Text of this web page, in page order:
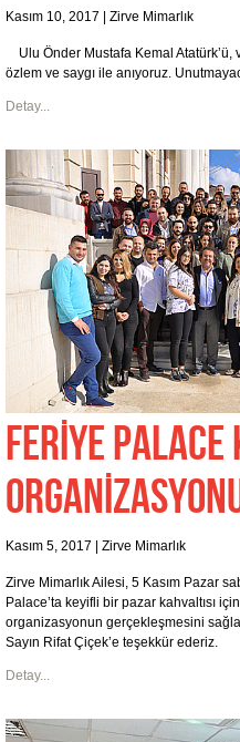
Kasım 10, 2017 Zirve Mimarlık
Ulu Önder Mustafa Kemal Atatürk’ü,
özlem ve saygı ile anıyoruz.
Detay...
FERİYE
Kasım 5, 2017 | Zirve Mimarlık
Zirve Mimarlık Ailesi, 5 Kasım Pazar
Palace’ta keyifli bir pazar kahvaltısı
organizasyonun gerçekleşmesini
Sayın Rifat Çiçek’e teşekkür
Detay...